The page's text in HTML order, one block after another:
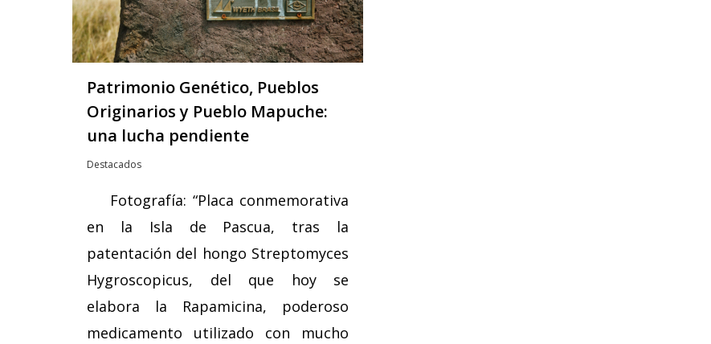
Patrimonio Genético, Pueblos
Originarios y Pueblo Mapuche:
una lucha pendiente
Destacados
Fotografía: “Placa conmemorativa
en la Isla de Pascua, tras la
patentación del hongo Streptomyces
Hygroscopicus, del que hoy se
elabora la Rapamicina, poderoso
medicamento utilizado con mucho